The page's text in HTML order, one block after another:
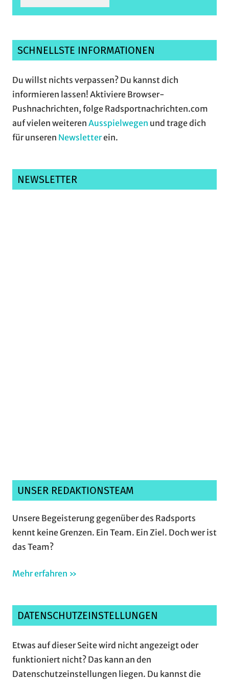
SCHNELLSTE INFORMATIONEN
Du willst nichts verpassen? Du kannst dich
informieren lassen! Aktiviere Browser-
Pushnachrichten, folge Radsportnachrichten.com
auf vielen weiteren Ausspielwegen und trage dich
für unseren Newsletterein.
NEWSLETTER
UNSER REDAKTIONSTEAM
Unsere Begeisterung gegenüber des Radsports
kennt keine Grenzen. Ein Team. Ein Ziel. Doch wer ist
das Team?
Mehr erfahren »
DATENSCHUTZEINSTELLUNGEN
Etwas auf dieser Seite wird nicht angezeigt oder
funktioniert nicht? Das kann an den
Datenschutzeinstellungen liegen. Du kannst die